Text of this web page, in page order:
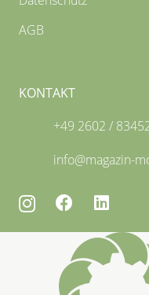
AGB
KONTAKT
+49 2602 /
info@magazin-